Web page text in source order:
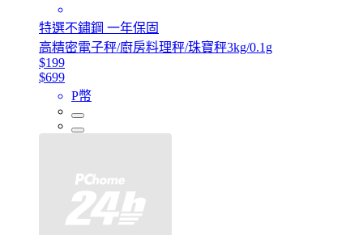
特選不鏽鋼 一年保固
高精密電子秤/廚房料理秤/珠寶秤3kg/0.1g
$199
$699
P幣